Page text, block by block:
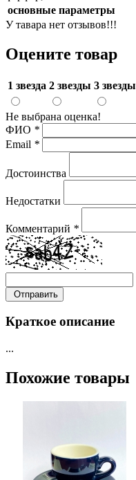
основные параметры
У тавара нет отзывов!!!
Оцените товар
1 звезда 2 звезды 3 звезды
Не выбрана оценка!
ФИО *
Email *
Достоинства
Недостатки
Комментарий *
Отправить
Краткое описание
...
Похожие товары